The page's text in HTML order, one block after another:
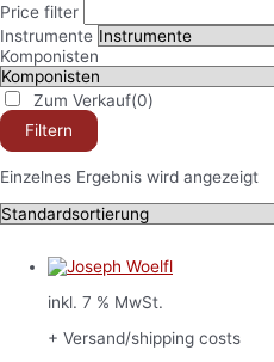
Price filter
Instrumente
Komponisten
Zum Verkauf(0)
Filtern
Einzelnes Ergebnis wird angezeigt
inkl. 7 % MwSt.
+ Versand/shipping costs